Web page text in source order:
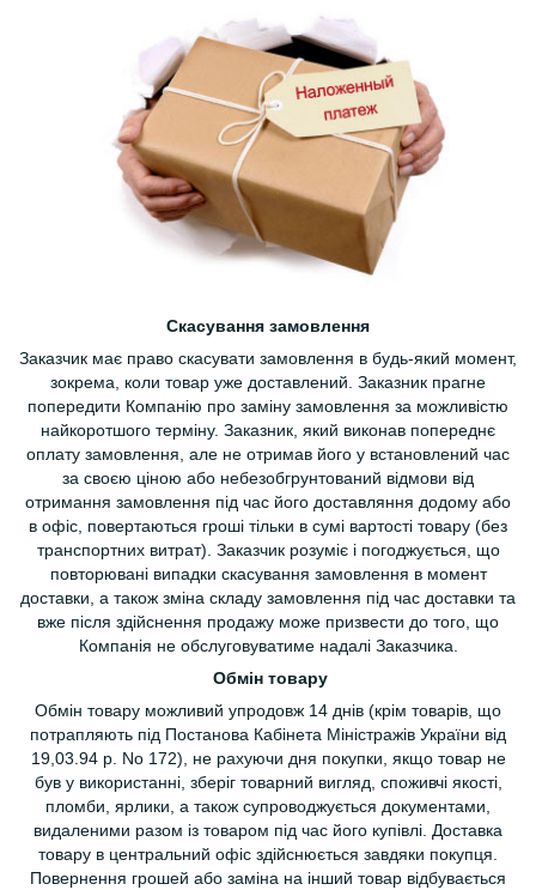
Скасування замовлення
Заказчик має право скасувати замовлення в будь-який момент,
зокрема, коли товар уже доставлений. Заказник прагне
попередити Компанію про заміну замовлення за можливістю
найкоротшого терміну. Заказник, який виконав попереднє
оплату замовлення, але не отримав його у встановлений час
за своєю ціною або небезобгрунтований відмови від
отримання замовлення під час його доставляння додому або
в офіс, повертаються гроші тільки в сумі вартості товару (без
транспортних витрат). Заказчик розуміє і погоджується, що
повторювані випадки скасування замовлення в момент
доставки, а також зміна складу замовлення під час доставки та
вже після здійснення продажу може призвести до того, що
Компанія не обслуговуватиме надалі Заказчика.
Обмін товару
Обмін товару можливий упродовж 14 днів (крім товарів, що
потрапляють під Постанова Кабінета Міністражів України від
19,03.94 р. No 172), не рахуючи дня покупки, якщо товар не
був у використанні, зберіг товарний вигляд, споживчі якості,
пломби, ярлики, а також супроводжується документами,
видаленими разом із товаром під час його купівлі. Доставка
товару в центральний офіс здійснюється завдяки покупця.
Повернення грошей або заміна на інший товар відбувається